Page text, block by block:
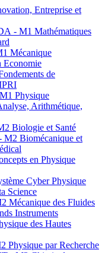
Entreprise et
- M1 Mathématiques
Mécanique
de
Physique
Arithmétique,
Biologie et Santé
Biomécanique et
en Physique
Cyber Physique
Science
Mécanique des Fluides
Instruments
des Hautes
Physique par Recherche